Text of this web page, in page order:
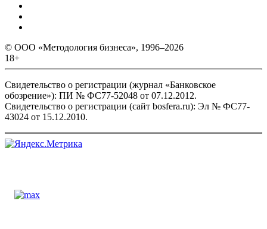
© ООО «Методология бизнеса», 1996–2026
18+
Свидетельство о регистрации (журнал «Банковское
обозрение»): ПИ № ФС77-52048 от 07.12.2012.
Свидетельство о регистрации (сайт bosfera.ru): Эл № ФС77-
43024 от 15.12.2010.